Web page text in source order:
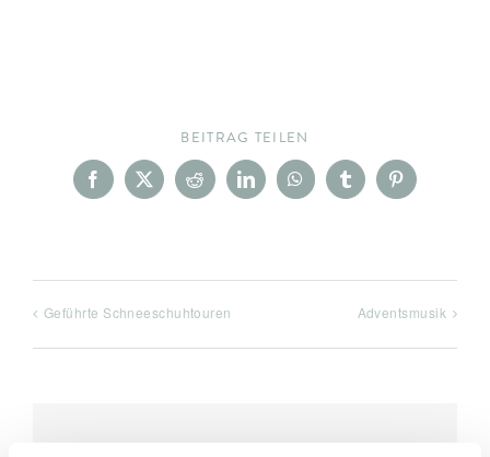
BEITRAG TEILEN
Facebook
X RedditLinkedInWhatsAppTumblrPinterest
Geführte Schneeschuhtouren Adventsmusik